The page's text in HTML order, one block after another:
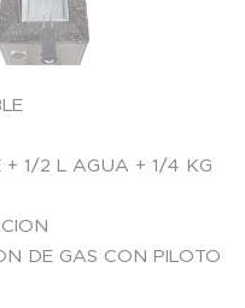
+ 1/2 L AGUA + 1/4 KG
DE GAS CON PILOTO